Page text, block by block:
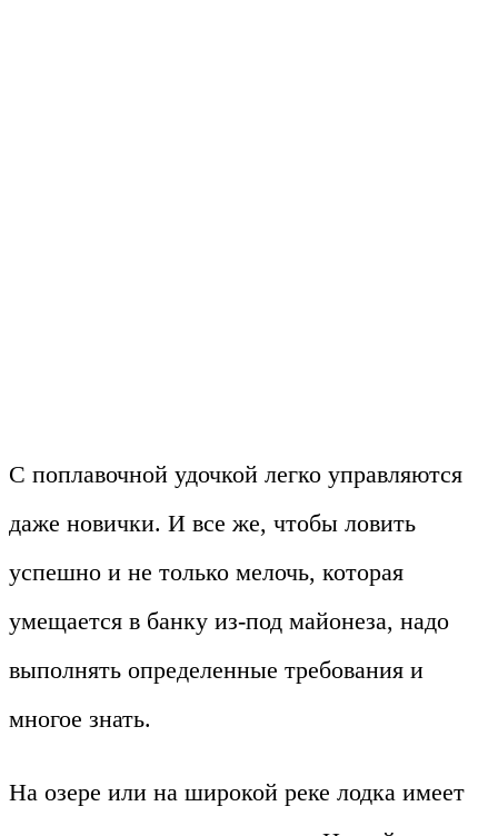
С поплавочной удочкой легко управляются
даже новички. И все же, чтобы ловить
успешно и не только мелочь, которая
умещается в банку из-под майонеза, надо
выполнять определенные требования и
многое знать.
На озере или на широкой реке лодка имеет